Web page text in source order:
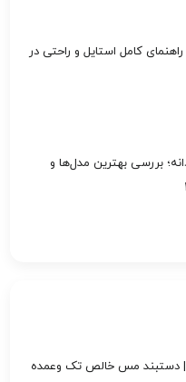
کامل استایل و راحتی در
بررسی بهترین مدل‌ها و
خرید دستبند مسی کد 1 | دستبند مس خالص تک وعمده